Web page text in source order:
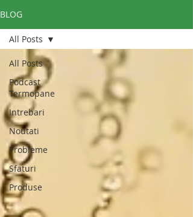
BLOG
All Posts
Podcast
Termopane
Intrebari
Noutati
Probleme
Sfaturi
Produse
All Posts